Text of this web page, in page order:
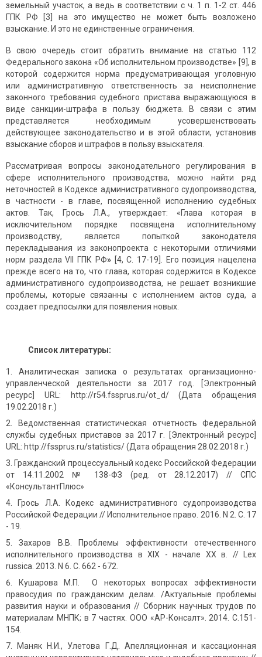
земельный участок, а ведь в соответствии с ч. 1 п. 1-2 ст. 446
ГПК РФ [3] на это имущество не может быть возложено
взыскание. И это не единственные ограничения.
В свою очередь стоит обратить внимание на статью 112
Федерального закона «Об исполнительном производстве» [9], в
которой содержится норма предусматривающая уголовную
или административную ответственность за неисполнение
законного требования судебного пристава выражающуюся в
виде санкции-штрафа в пользу бюджета. В связи с этим
представляется необходимым усовершенствовать
действующее законодательство и в этой области, установив
взыскание сборов и штрафов в пользу взыскателя.
Рассматривая вопросы законодательного регулирования в
сфере исполнительного производства, можно найти ряд
неточностей в Кодексе административного судопроизводства,
в частности - в главе, посвященной исполнению судебных
актов. Так, Грось Л.А., утверждает: «Глава которая в
исключительном порядке посвящена исполнительному
производству, является попыткой законодателя
перекладывания из законопроекта с некоторыми отличиями
норм раздела VII ГПК РФ» [4, С. 17-19]. Его позиция нацелена
прежде всего на то, что глава, которая содержится в Кодексе
административного судопроизводства, не решает возникшие
проблемы, которые связанны с исполнением актов суда, а
создает предпосылки для появления новых.
Список литературы:
Аналитическая записка о результатах организационно-
управленческой деятельности за 2017 год. [Электронный
ресурс] URL: http://r54.fssprus.ru/ot_d/ (Дата обращения
19.02.2018 г.)
Ведомственная статистическая отчетность Федеральной
службы судебных приставов за 2017 г. [Электронный ресурс]
URL: http://fssprus.ru/statistics/ (Дата обращения 28.02.2018 г.)
Гражданский процессуальный кодекс Российской Федерации
от 14.11.2002 № 138-ФЗ (ред. от 28.12.2017) // СПС
«КонсультантПлюс»
Грось Л.А. Кодекс административного судопроизводства
Российской Федерации // Исполнительное право. 2016. N 2. С. 17
- 19.
Захаров В.В. Проблемы эффективности отечественного
исполнительного производства в XIX - начале XX в. // Lex
russica. 2013. N 6. С. 662 - 672.
Кушарова М.П. О некоторых вопросах эффективности
правосудия по гражданским делам. /Актуальные проблемы
развития науки и образования // Сборник научных трудов по
материалам МНПК; в 7 частях. ООО «АР-Консалт». 2014. С.151-
154.
Маняк Н.И., Улетова Г.Д. Апелляционная и кассационная